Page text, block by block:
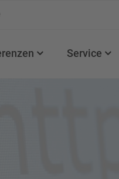
Service